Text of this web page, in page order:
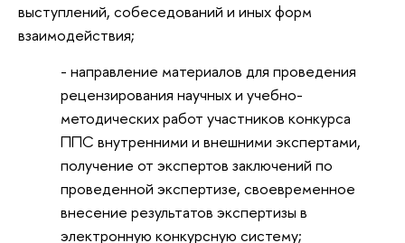
выступлений, собеседований и иных форм
взаимодействия;
- направление материалов для проведения
рецензирования научных и учебно-
методических работ участников конкурса
ППС внутренними и внешними экспертами,
получение от экспертов заключений по
проведенной экспертизе, своевременное
внесение результатов экспертизы в
электронную конкурсную систему;